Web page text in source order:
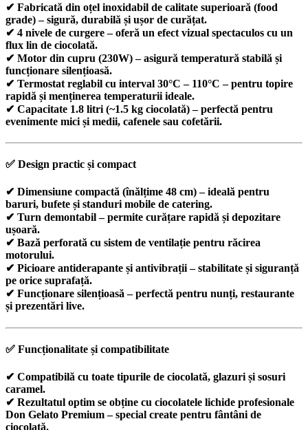
✔ Fabricată din oțel inoxidabil de calitate superioară (food
grade)– sigură, durabilă și ușor de curățat.
✔ 4 nivele de curgere– oferă un efect vizual spectaculos cu un
flux lin de ciocolată.
✔ Motor din cupru (230W)– asigură temperatură stabilă și
funcționare silențioasă.
✔ Termostat reglabil cu interval 30°C – 110°C – pentru topire
rapidă și menținerea temperaturii ideale.
✔ Capacitate 1.8 litri (~1.5 kg ciocolată)– perfectă pentru
evenimente mici și medii, cafenele sau cofetării.
✅ Design practic și compact
✔ Dimensiune compactă (înălțime 48 cm)– ideală pentru
baruri, bufete și standuri mobile de catering.
✔ Turn demontabil– permite curățare rapidă și depozitare
ușoară.
✔ Bază perforată cu sistem de ventilație pentru răcirea
motorului.
✔ Picioare antiderapante și antivibrații– stabilitate și siguranță
pe orice suprafață.
✔ Funcționare silențioasă – perfectă pentru nunți, restaurante
și prezentări live.
✅ Funcționalitate și compatibilitate
✔ Compatibilă cu toate tipurile de ciocolată, glazuri și sosuri
caramel.
✔ Rezultatul optim se obține cu ciocolatele lichide profesionale
Don Gelato Premium– special create pentru fântâni de
ciocolată.